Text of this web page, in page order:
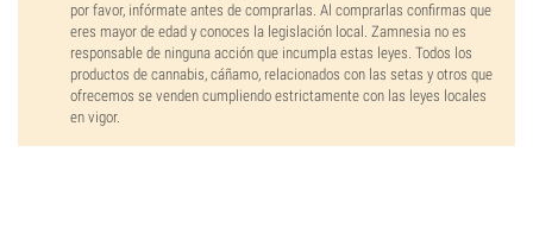
por favor, infórmate antes de comprarlas. Al comprarlas confirmas que
eres mayor de edad y conoces la legislación local. Zamnesia no es
responsable de ninguna acción que incumpla estas leyes. Todos los
productos de cannabis, cáñamo, relacionados con las setas y otros que
ofrecemos se venden cumpliendo estrictamente con las leyes locales
en vigor.